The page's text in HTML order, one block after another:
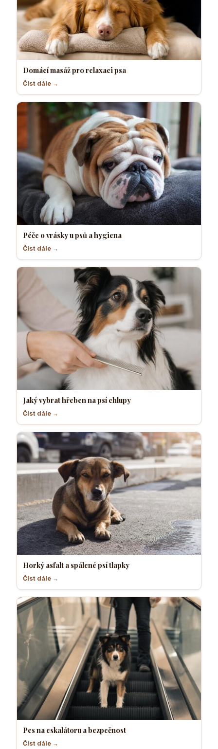
Domácí masáž pro relaxaci psa
Číst dále →
Péče o vrásky u psů a hygiena
Číst dále →
Jaký vybrat hřeben na psí chlupy
Číst dále →
Horký asfalt a spálené psí tlapky
Číst dále →
Pes na eskalátoru a bezpečnost
Číst dále →